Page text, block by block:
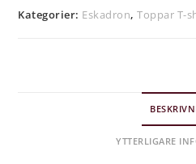
Kategorier: Eskadron,Toppar T-
YTTERLIGARE